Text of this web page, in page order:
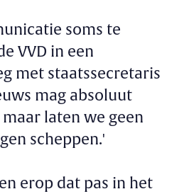
soms te
VVD in een
met staatssecretaris
mag absoluut
laten we geen
scheppen.'
erop dat pas in het